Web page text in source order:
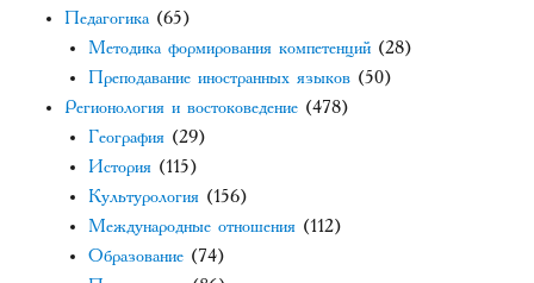
Педагогика (65)
Методика формирования компетенций (28)
Преподавание иностранных языков (50)
Регионология и востоковедение (478)
География (29)
История (115)
Культурология (156)
Международные отношения (112)
Образование (74)